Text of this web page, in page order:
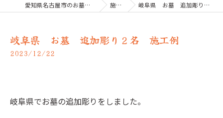
愛知県名古屋市のお墓なら彫刻本舗 施工例 岐阜県 お墓 追加彫り２名 施工例
岐阜県 お墓 追加彫り２名 施工例
2023/12/22
岐阜県でお墓の追加彫りをしました。